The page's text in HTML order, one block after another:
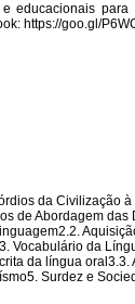
para
https://goo.gl/
da Civilização
de Abordagem
Vocabulário da
da língua oral3.3.
Surdez e